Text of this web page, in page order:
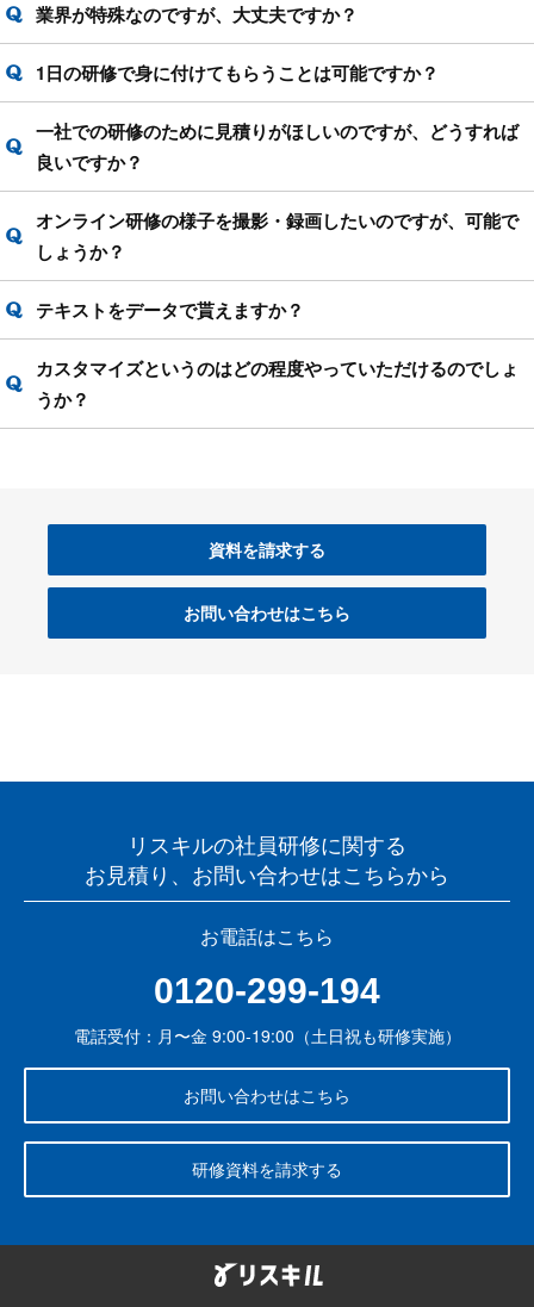
業界が特殊なのですが、大丈夫ですか？
1日の研修で身に付けてもらうことは可能ですか？
一社での研修のために見積りがほしいのですが、どうすれば
良いですか？
オンライン研修の様子を撮影・録画したいのですが、可能で
しょうか？
テキストをデータで貰えますか？
カスタマイズというのはどの程度やっていただけるのでしょ
うか？
資料を請求する
お問い合わせはこちら
リスキルの社員研修に関する
お見積り、お問い合わせはこちらから
お電話はこちら
0120-299-194
電話受付：月〜金 9:00-19:00（土日祝も研修実施）
お問い合わせはこちら
研修資料を請求する